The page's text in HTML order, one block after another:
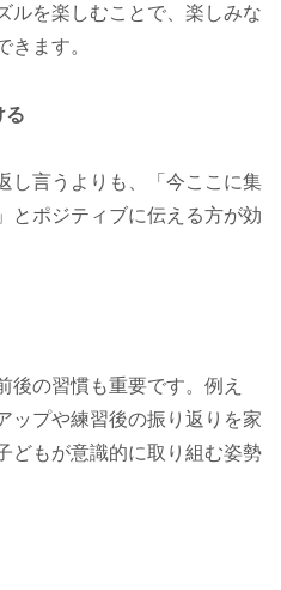
を楽しむことで、楽しみな
きます。
る
言うよりも、「今ここに集
とポジティブに伝える方が効
後の習慣も重要です。例え
ップや練習後の振り返りを家
どもが意識的に取り組む姿勢